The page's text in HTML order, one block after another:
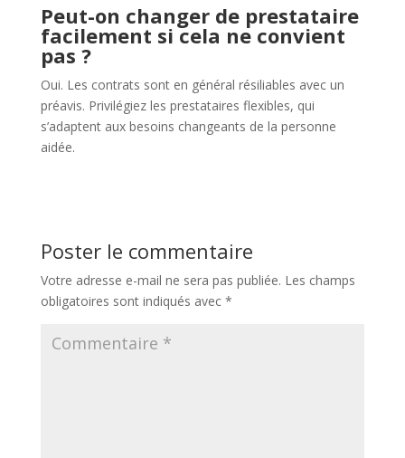
Peut-on changer de prestataire
facilement si cela ne convient
pas ?
Oui. Les contrats sont en général résiliables avec un
préavis. Privilégiez les prestataires flexibles, qui
s’adaptent aux besoins changeants de la personne
aidée.
Poster le commentaire
Votre adresse e-mail ne sera pas publiée. Les champs
obligatoires sont indiqués avec *